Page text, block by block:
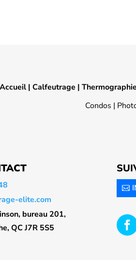
Accueil |Calfeutrage |Thermographie
Condos |
elite.com
bureau 201,
QC J7R 5S5